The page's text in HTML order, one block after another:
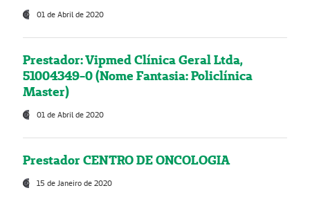
01 de Abril de 2020
Prestador: Vipmed Clínica Geral Ltda,
51004349-0 (Nome Fantasia: Policlínica
Master)
01 de Abril de 2020
Prestador CENTRO DE ONCOLOGIA
15 de Janeiro de 2020